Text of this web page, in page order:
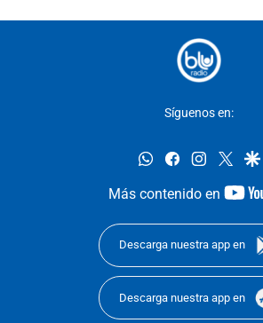
Síguenos en:
whatsappfacebookinstagram
Más contenido en
Descarga nuestra app en
Descarga nuestra app en